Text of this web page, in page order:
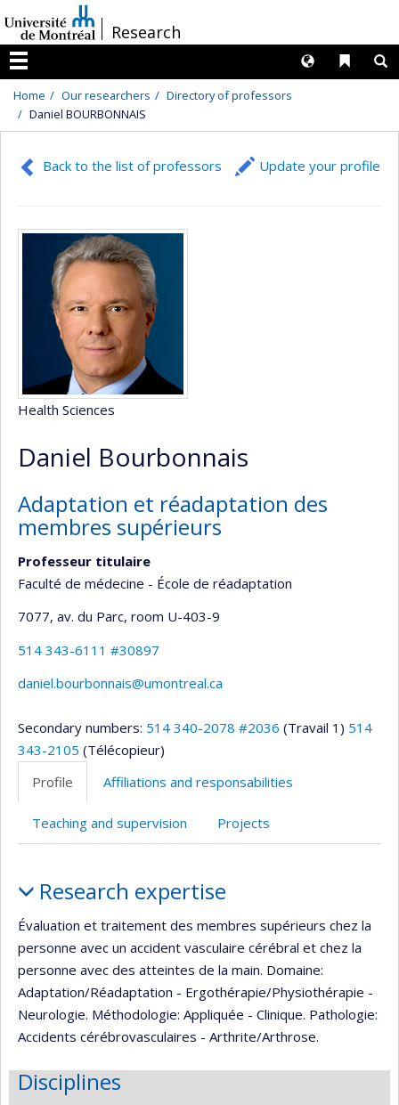
au
contenu
/Research
Menu
Liens
Langues
Home Our researchers
Directory of professors
Daniel BOURBONNAIS
Back to the list of professors Update your profile
Health Sciences
Daniel Bourbonnais
Adaptation et réadaptation des
membres supérieurs
Professeur titulaire
Faculté de médecine - École de réadaptation
7077, av. du Parc, room U-403-9
514 343-6111 #30897
daniel.bourbonnais@umontreal.ca
Secondary numbers: 514 340-2078 #2036 (Travail 1) 514
343-2105 (Télécopieur)
Profile
Affiliations and responsabilities
Teaching and supervision Projects
Research expertise
Évaluation et traitement des membres supérieurs chez la
personne avec un accident vasculaire cérébral et chez la
personne avec des atteintes de la main. Domaine:
Adaptation/Réadaptation - Ergothérapie/Physiothérapie -
Neurologie. Méthodologie: Appliquée - Clinique. Pathologie:
Accidents cérébrovasculaires - Arthrite/Arthrose.
Disciplines